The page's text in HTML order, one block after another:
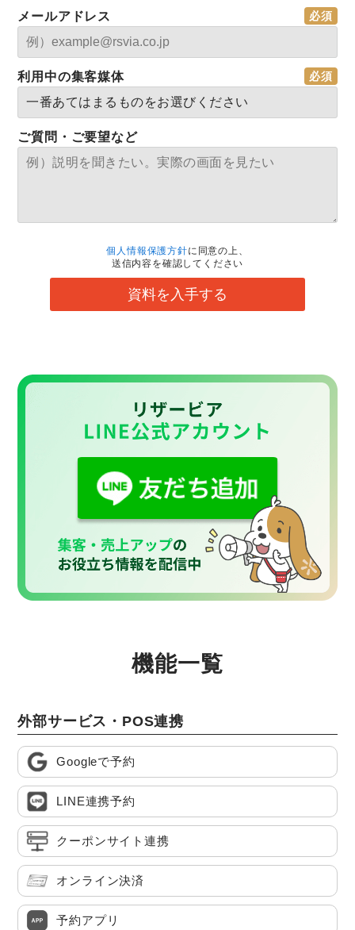
メールアドレス
利用中の集客媒体
ご質問・ご要望など
個人情報保護方針に同意の上、
送信内容を確認してください
資料を入手する
機能一覧
外部サービス・POS連携
Googleで予約
LINE連携予約
クーポンサイト連携
オンライン決済
予約アプリ